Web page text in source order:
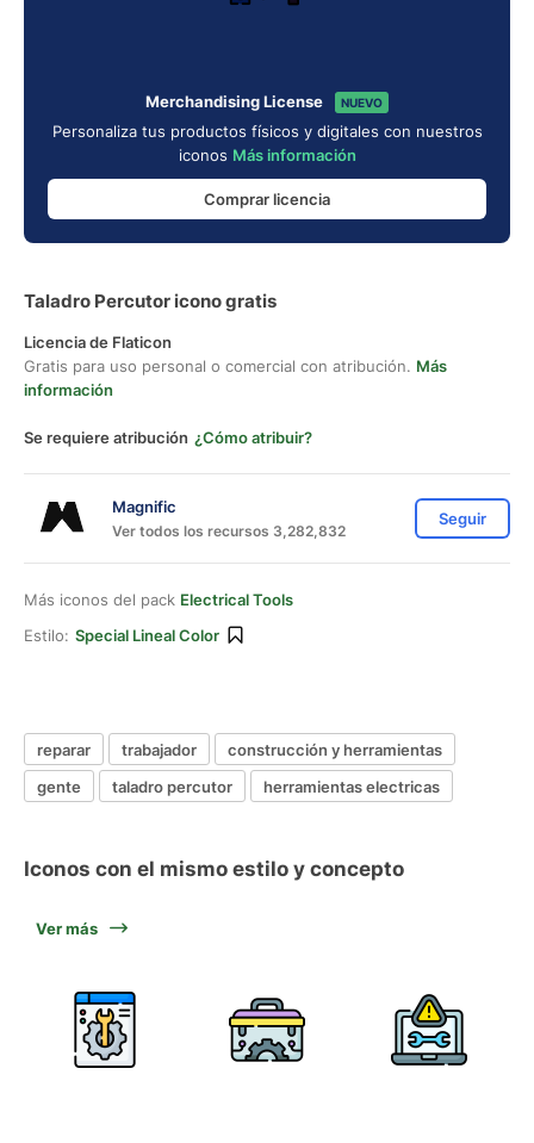
Merchandising License NUEVO
Personaliza tus productos físicos y digitales con nuestros
iconos Más información
Comprar licencia
Taladro Percutor icono gratis
Licencia de Flaticon
Gratis para uso personal o comercial con atribución. Más
información
Se requiere atribución ¿Cómo atribuir?
Magnific
Ver todos los recursos 3,282,832
Seguir
Más iconos del pack Electrical Tools
Estilo: Special Lineal Color
reparar trabajador
construcción y herramientas
gente
taladro percutor herramientas electricas
Iconos con el mismo estilo y concepto
Ver más